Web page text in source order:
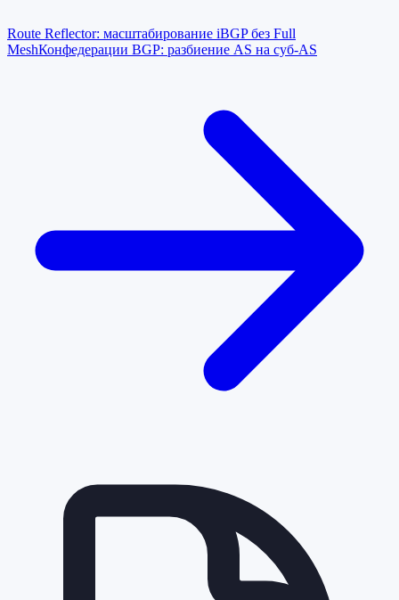
Route Reflector: масштабирование iBGP без Full
MeshКонфедерации BGP: разбиение AS на суб-AS